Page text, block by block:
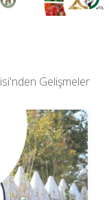
Gelişmeler